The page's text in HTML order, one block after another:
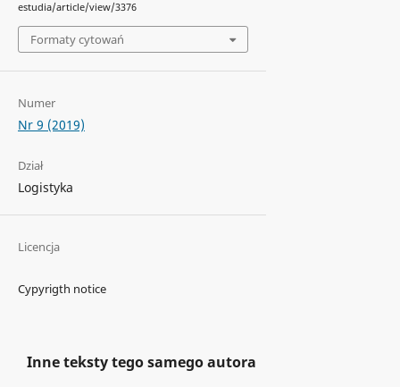
estudia/article/view/3376
Formaty cytowań
Numer
Nr 9 (2019)
Dział
Logistyka
Licencja
Cypyrigth notice
Inne teksty tego samego autora